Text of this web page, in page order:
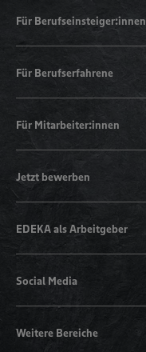
Für Berufseinsteiger:innen
Für Berufserfahrene
Für Mitarbeiter:innen
Jetzt bewerben
EDEKA als Arbeitgeber
Social Media
Weitere Bereiche